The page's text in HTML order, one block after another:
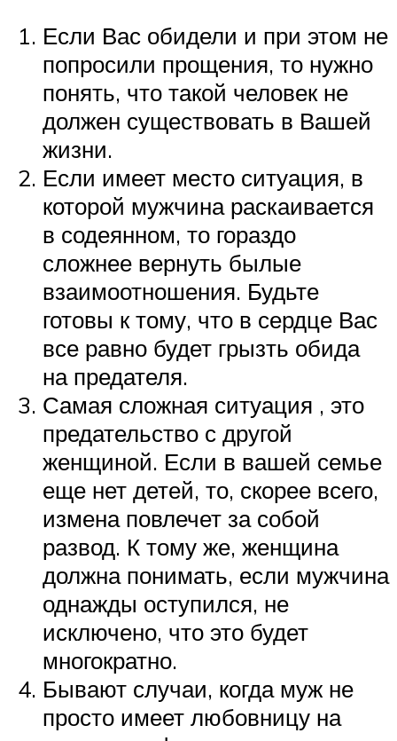
Если Вас обидели и при этом не
попросили прощения, то нужно
понять, что такой человек не
должен существовать в Вашей
жизни.
Если имеет место ситуация, в
которой мужчина раскаивается
в содеянном, то гораздо
сложнее вернуть былые
взаимоотношения. Будьте
готовы к тому, что в сердце Вас
все равно будет грызть обида
на предателя.
Самая сложная ситуация , это
предательство с другой
женщиной. Если в вашей семье
еще нет детей, то, скорее всего,
измена повлечет за собой
развод. К тому же, женщина
должна понимать, если мужчина
однажды оступился, не
исключено, что это будет
многократно.
Бывают случаи, когда муж не
просто имеет любовницу на